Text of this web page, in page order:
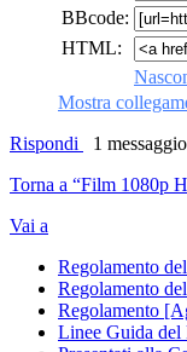
BBcode:
HTML:
Mostra
Rispondi
1 messaggio
Torna a “Film 1080p
Vai a
Regolamento
Regolamento
Regolamento
Linee Guida del